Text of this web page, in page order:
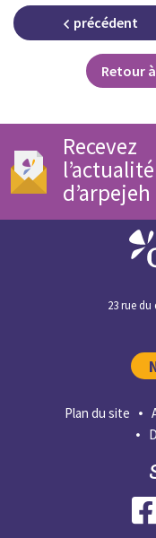
précédent
Retour
Recevez
l’actualité
d’arpejeh
23 rue du
Plan du site